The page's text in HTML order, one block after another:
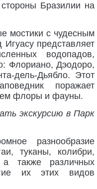
Бразилии на
мостики с чудесным
представляет
водопадов,
Флориано, Дэодоро,
дель-Дьябло. Этот
поражает
флоры и фауны.
экскурсию в Парк
разнообразие
туканы, колибри,
также различных
их этих видов